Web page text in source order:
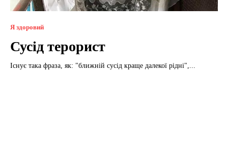
Я здоровий
Сусід терорист
Існує така фраза, як: "ближній сусід краще далекої рідні",...